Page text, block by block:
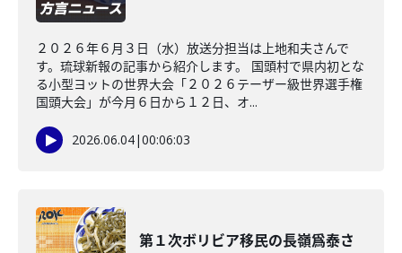
２０２６年６月３日（水）放送分担当は上地和夫さんで
す。琉球新報の記事から紹介します。 国頭村で県内初とな
る小型ヨットの世界大会「２０２６テーザー級世界選手権
国頭大会」が今月６日から１２日、オ...
2026.06.04|00:06:03
第１次ボリビア移民の長嶺爲泰さ